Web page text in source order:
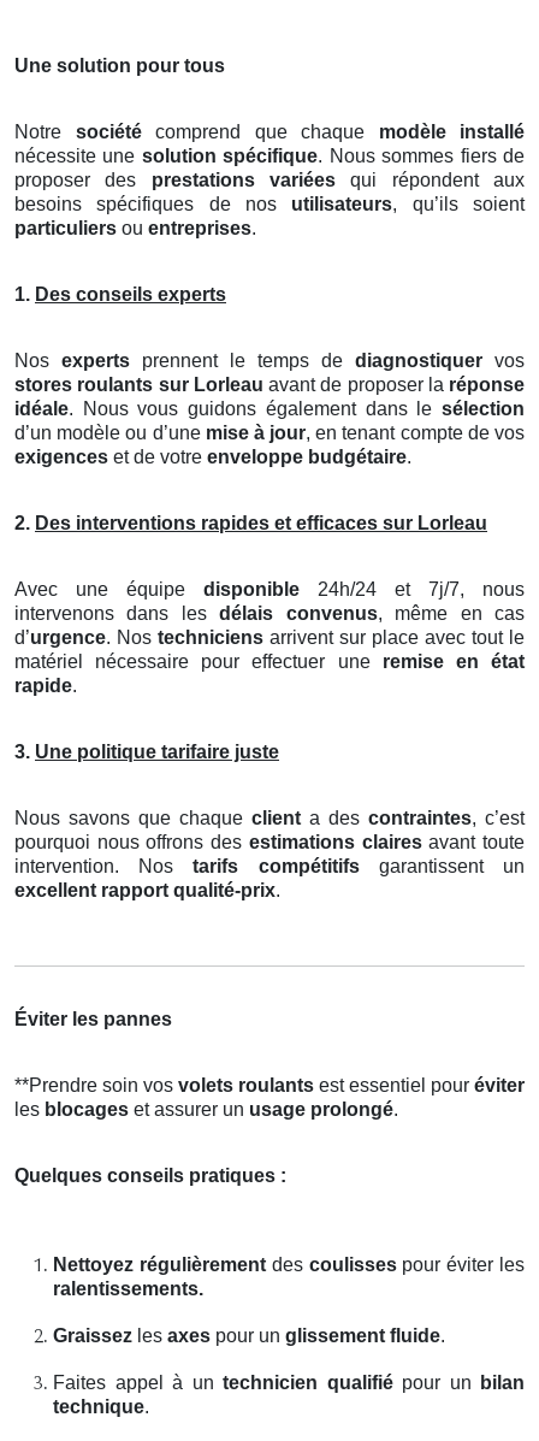
Une solution pour tous
Notre sociétécomprend que chaque modèle installé
nécessite une solution spécifique. Nous sommes fiers de
proposer des prestations variées qui répondent aux
besoins spécifiques de nos utilisateurs, qu’ils soient
particuliers ou entreprises.
1. Des conseils experts
Nos experts prennent le temps de diagnostiquer vos
stores roulants sur Lorleau avant de proposer la réponse
idéale. Nous vous guidons également dans le sélection
d’un modèle ou d’une mise à jour, en tenant compte de vos
exigences et de votre enveloppe budgétaire.
2. Des interventions rapides et efficaces sur Lorleau
Avec une équipe disponible 24h/24 et 7j/7, nous
intervenons dans lesdélais convenus, même en cas
d’urgence. Nos techniciens arrivent sur place avec tout le
matériel nécessaire pour effectuer une remise en état
rapide.
3. Une politique tarifaire juste
Nous savons que chaque client a des contraintes, c’est
pourquoi nous offrons des estimations clairesavant toute
intervention. Nostarifs compétitifsgarantissent un
excellent rapport qualité-prix.
Éviter les pannes
**Prendre soin vos volets roulants est essentiel pour éviter
les blocages et assurer un usage prolongé.
Quelques conseils pratiques :
Nettoyez régulièrementdes coulissespour éviter les
ralentissements.
Graissez les axes pour un glissement fluide.
Faites appel à un technicien qualifiépour un
bilan
technique.